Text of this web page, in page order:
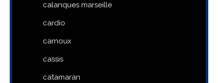
calanques marseille
cardio
carnoux
cassis
catamaran